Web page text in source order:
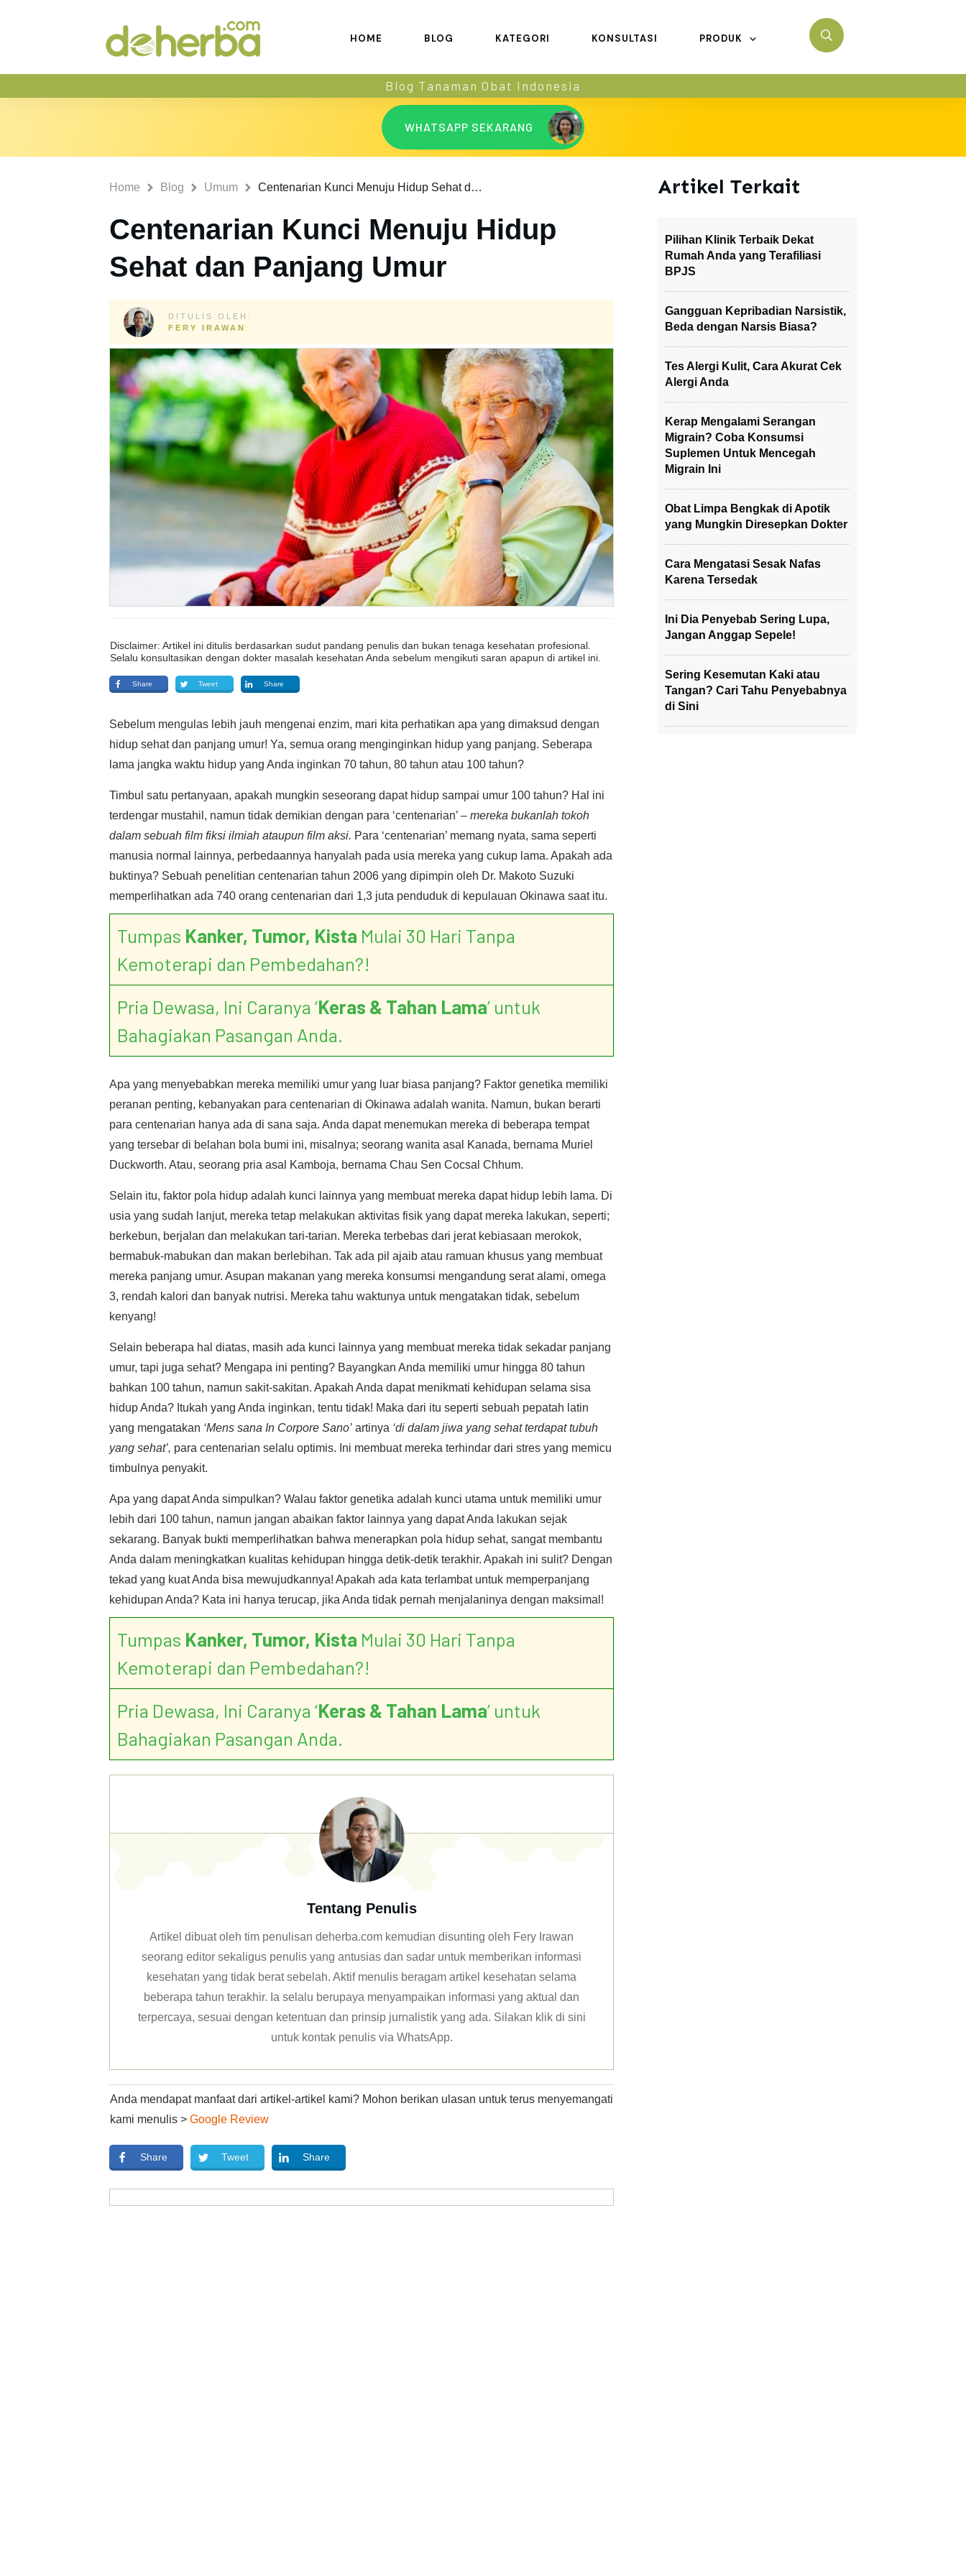
HOME BLOG KATEGORI KONSULTASI PRODUK
Blog Tanaman Obat Indonesia
WHATSAPP SEKARANG
Home Blog Umum Centenarian Kunci Menuju Hidup Sehat dan Panjang Umur
Centenarian Kunci Menuju Hidup
Sehat dan Panjang Umur
DITULIS OLEH:
FERY IRAWAN
Disclaimer: Artikel ini ditulis berdasarkan sudut pandang penulis dan bukan tenaga kesehatan profesional.
Selalu konsultasikan dengan dokter masalah kesehatan Anda sebelum mengikuti saran apapun di artikel ini.
Share Tweet Share
Sebelum mengulas lebih jauh mengenai enzim, mari kita perhatikan apa yang dimaksud dengan
hidup sehat dan panjang umur! Ya, semua orang menginginkan hidup yang panjang. Seberapa
lama jangka waktu hidup yang Anda inginkan 70 tahun, 80 tahun atau 100 tahun?
Timbul satu pertanyaan, apakah mungkin seseorang dapat hidup sampai umur 100 tahun? Hal ini
terdengar mustahil, namun tidak demikian dengan para ‘centenarian’ – mereka bukanlah tokoh
dalam sebuah film fiksi ilmiah ataupun film aksi. Para ‘centenarian’ memang nyata, sama seperti
manusia normal lainnya, perbedaannya hanyalah pada usia mereka yang cukup lama. Apakah ada
buktinya? Sebuah penelitian centenarian tahun 2006 yang dipimpin oleh Dr. Makoto Suzuki
memperlihatkan ada 740 orang centenarian dari 1,3 juta penduduk di kepulauan Okinawa saat itu.
Tumpas Kanker, Tumor, Kista Mulai 30 Hari Tanpa
Kemoterapi dan Pembedahan?!
Pria Dewasa, Ini Caranya ‘Keras & Tahan Lama’ untuk
Bahagiakan Pasangan Anda.
Apa yang menyebabkan mereka memiliki umur yang luar biasa panjang? Faktor genetika memiliki
peranan penting, kebanyakan para centenarian di Okinawa adalah wanita. Namun, bukan berarti
para centenarian hanya ada di sana saja. Anda dapat menemukan mereka di beberapa tempat
yang tersebar di belahan bola bumi ini, misalnya; seorang wanita asal Kanada, bernama Muriel
Duckworth. Atau, seorang pria asal Kamboja, bernama Chau Sen Cocsal Chhum.
Selain itu, faktor pola hidup adalah kunci lainnya yang membuat mereka dapat hidup lebih lama. Di
usia yang sudah lanjut, mereka tetap melakukan aktivitas fisik yang dapat mereka lakukan, seperti;
berkebun, berjalan dan melakukan tari-tarian. Mereka terbebas dari jerat kebiasaan merokok,
bermabuk-mabukan dan makan berlebihan. Tak ada pil ajaib atau ramuan khusus yang membuat
mereka panjang umur. Asupan makanan yang mereka konsumsi mengandung serat alami, omega
3, rendah kalori dan banyak nutrisi. Mereka tahu waktunya untuk mengatakan tidak, sebelum
kenyang!
Selain beberapa hal diatas, masih ada kunci lainnya yang membuat mereka tidak sekadar panjang
umur, tapi juga sehat? Mengapa ini penting? Bayangkan Anda memiliki umur hingga 80 tahun
bahkan 100 tahun, namun sakit-sakitan. Apakah Anda dapat menikmati kehidupan selama sisa
hidup Anda? Itukah yang Anda inginkan, tentu tidak! Maka dari itu seperti sebuah pepatah latin
yang mengatakan ‘Mens sana In Corpore Sano’ artinya ‘di dalam jiwa yang sehat terdapat tubuh
yang sehat’, para centenarian selalu optimis. Ini membuat mereka terhindar dari stres yang memicu
timbulnya penyakit.
Apa yang dapat Anda simpulkan? Walau faktor genetika adalah kunci utama untuk memiliki umur
lebih dari 100 tahun, namun jangan abaikan faktor lainnya yang dapat Anda lakukan sejak
sekarang. Banyak bukti memperlihatkan bahwa menerapkan pola hidup sehat, sangat membantu
Anda dalam meningkatkan kualitas kehidupan hingga detik-detik terakhir. Apakah ini sulit? Dengan
tekad yang kuat Anda bisa mewujudkannya! Apakah ada kata terlambat untuk memperpanjang
kehidupan Anda? Kata ini hanya terucap, jika Anda tidak pernah menjalaninya dengan maksimal!
Tumpas Kanker, Tumor, Kista Mulai 30 Hari Tanpa
Kemoterapi dan Pembedahan?!
Pria Dewasa, Ini Caranya ‘Keras & Tahan Lama’ untuk
Bahagiakan Pasangan Anda.
Tentang Penulis
Artikel dibuat oleh tim penulisan deherba.com kemudian disunting oleh Fery Irawan
seorang editor sekaligus penulis yang antusias dan sadar untuk memberikan informasi
kesehatan yang tidak berat sebelah. Aktif menulis beragam artikel kesehatan selama
beberapa tahun terakhir. Ia selalu berupaya menyampaikan informasi yang aktual dan
terpercaya, sesuai dengan ketentuan dan prinsip jurnalistik yang ada. Silakan klik di sini
untuk kontak penulis via WhatsApp.
Anda mendapat manfaat dari artikel-artikel kami? Mohon berikan ulasan untuk terus menyemangati
kami menulis > Google Review
Share Tweet Share
Artikel Terkait
Pilihan Klinik Terbaik Dekat
Rumah Anda yang Terafiliasi
BPJS
Gangguan Kepribadian Narsistik,
Beda dengan Narsis Biasa?
Tes Alergi Kulit, Cara Akurat Cek
Alergi Anda
Kerap Mengalami Serangan
Migrain? Coba Konsumsi
Suplemen Untuk Mencegah
Migrain Ini
Obat Limpa Bengkak di Apotik
yang Mungkin Diresepkan Dokter
Cara Mengatasi Sesak Nafas
Karena Tersedak
Ini Dia Penyebab Sering Lupa,
Jangan Anggap Sepele!
Sering Kesemutan Kaki atau
Tangan? Cari Tahu Penyebabnya
di Sini